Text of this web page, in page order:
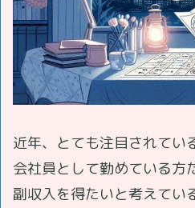
近年、とても注目されてい
会社員として勤めている方
副収入を得たいと考えてい